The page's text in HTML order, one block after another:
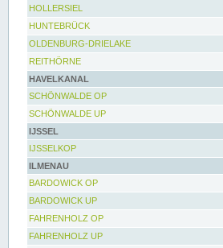
HOLLERSIEL
HUNTEBRÜCK
OLDENBURG-DRIELAKE
REITHÖRNE
HAVELKANAL
SCHÖNWALDE OP
SCHÖNWALDE UP
IJSSEL
IJSSELKOP
ILMENAU
BARDOWICK OP
BARDOWICK UP
FAHRENHOLZ OP
FAHRENHOLZ UP